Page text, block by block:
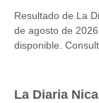
Resultado de La
de agosto de
disponible.
La Diaria